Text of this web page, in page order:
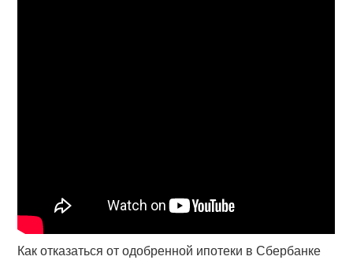
Как отказаться от одобренной ипотеки в Сбербанке